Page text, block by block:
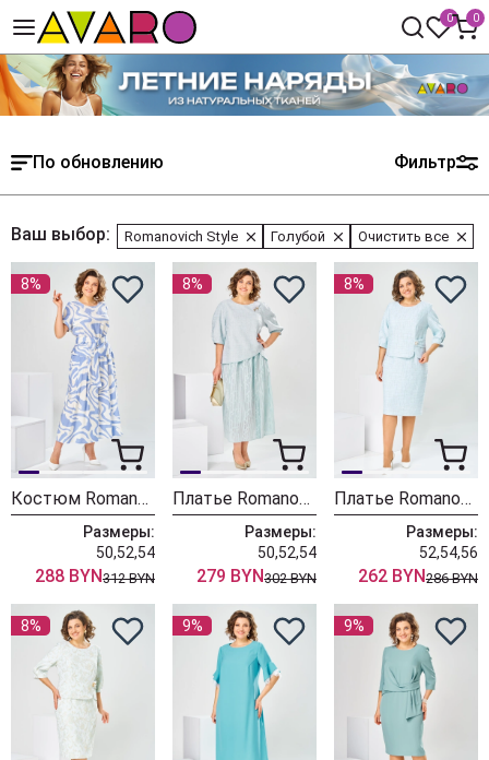
0 0
По обновлению Фильтр
Ваш выбор: Romanovich Style Голубой Очистить все
8%
Костюм Romanovich Style 2-2704 бело-голубой
Размеры:
50,52,54
288 BYN312 BYN
8%
Платье Romanovich Style 1-2913 голубой
Размеры:
50,52,54
279 BYN302 BYN
8%
Платье Romanovich Style 1-2537 голубой-1
Размеры:
52,54,56
262 BYN286 BYN
8% 9% 9%